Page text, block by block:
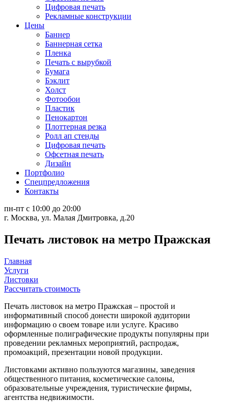
Цифровая печать
Рекламные конструкции
Цены
Баннер
Баннерная сетка
Пленка
Печать с вырубкой
Бумага
Бэклит
Холст
Фотообои
Пластик
Пенокартон
Плоттерная резка
Ролл ап стенды
Цифровая печать
Офсетная печать
Дизайн
Портфолио
Спецпредложения
Контакты
пн-пт с 10:00 до 20:00
г. Москва, ул. Малая Дмитровка, д.20
Печать листовок на метро Пражская
Главная
Услуги
Листовки
Рассчитать стоимость
Печать листовок на метро Пражская – простой и
информативный способ донести широкой аудитории
информацию о своем товаре или услуге. Красиво
оформленные полиграфические продукты популярны при
проведении рекламных мероприятий, распродаж,
промоакций, презентации новой продукции.
Листовками активно пользуются магазины, заведения
общественного питания, косметические салоны,
образовательные учреждения, туристические фирмы,
агентства недвижимости.